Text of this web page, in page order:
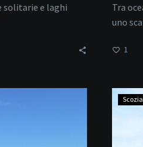
solitarie e laghi
Tra
uno
1
Scozia